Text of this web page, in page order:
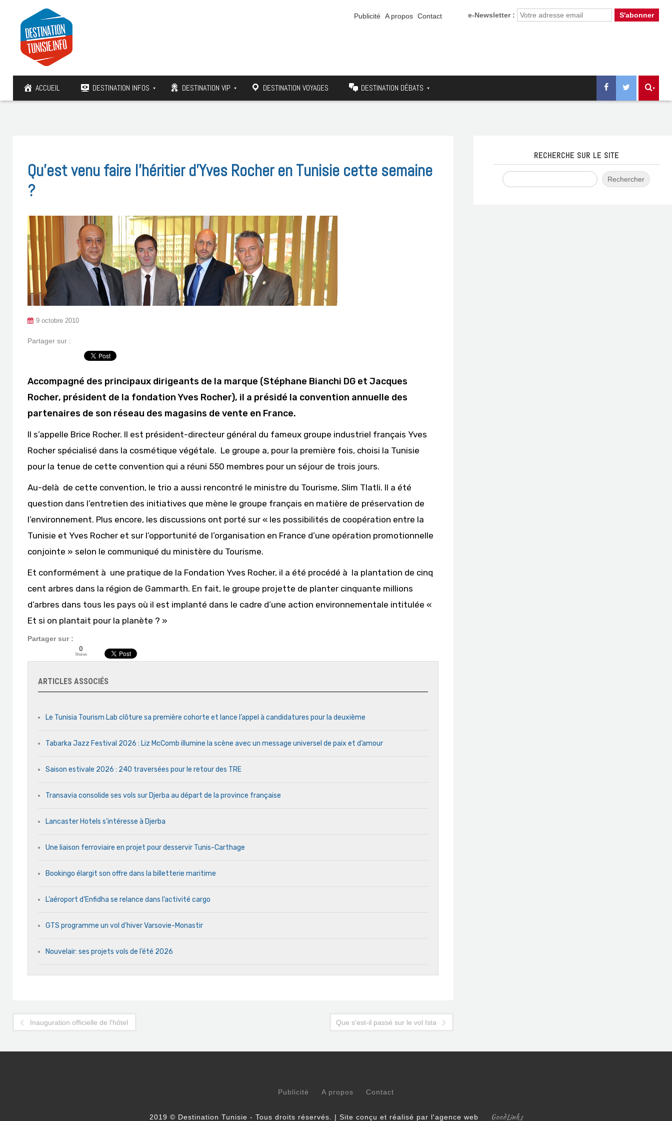
e-Newsletter :
Publicité A propos Contact
ACCUEIL DESTINATION INFOS DESTINATION VIP DESTINATION VOYAGES DESTINATION DÉBATS
Qu’est venu faire l’héritier d’Yves Rocher en Tunisie cette semaine
?
9 octobre 2010
Partager sur :
Accompagné des principaux dirigeants de la marque (Stéphane Bianchi DG et Jacques
Rocher, président de la fondation Yves Rocher), il a présidé la convention annuelle des
partenaires de son réseau des magasins de vente en France.
Il s’appelle Brice Rocher. Il est président-directeur général du fameux groupe industriel français Yves
Rocher spécialisé dans la cosmétique végétale. Le groupe a, pour la première fois, choisi la Tunisie
pour la tenue de cette convention qui a réuni 550 membres pour un séjour de trois jours.
Au-delà de cette convention, le trio a aussi rencontré le ministre du Tourisme, Slim Tlatli. Il a été
question dans l’entretien des initiatives que mène le groupe français en matière de préservation de
l’environnement. Plus encore, les discussions ont porté sur « les possibilités de coopération entre la
Tunisie et Yves Rocher et sur l’opportunité de l’organisation en France d’une opération promotionnelle
conjointe » selon le communiqué du ministère du Tourisme.
Et conformément à une pratique de la Fondation Yves Rocher, il a été procédé à la plantation de cinq
cent arbres dans la région de Gammarth. En fait, le groupe projette de planter cinquante millions
d’arbres dans tous les pays où il est implanté dans le cadre d’une action environnementale intitulée «
Et si on plantait pour la planète ? »
Partager sur :
0
Shares
ARTICLES ASSOCIÉS
Le Tunisia Tourism Lab clôture sa première cohorte et lance l’appel à candidatures pour la deuxième
Tabarka Jazz Festival 2026 : Liz McComb illumine la scène avec un message universel de paix et d’amour
Saison estivale 2026 : 240 traversées pour le retour des TRE
Transavia consolide ses vols sur Djerba au départ de la province française
Lancaster Hotels s’intéresse à Djerba
Une liaison ferroviaire en projet pour desservir Tunis-Carthage
Bookingo élargit son offre dans la billetterie maritime
L’aéroport d’Enfidha se relance dans l’activité cargo
GTS programme un vol d’hiver Varsovie-Monastir
Nouvelair: ses projets vols de l’été 2026
Inauguration officielle de l'hôtel Mövenpick Gammarth Que s'est-il passé sur le vol Istanbul-Tunis du 10 octobre ?
RECHERCHE SUR LE SITE
Publicité A propos Contact
2019 © Destination Tunisie - Tous droits réservés. | Site conçu et réalisé par l'agence web GoodLinks